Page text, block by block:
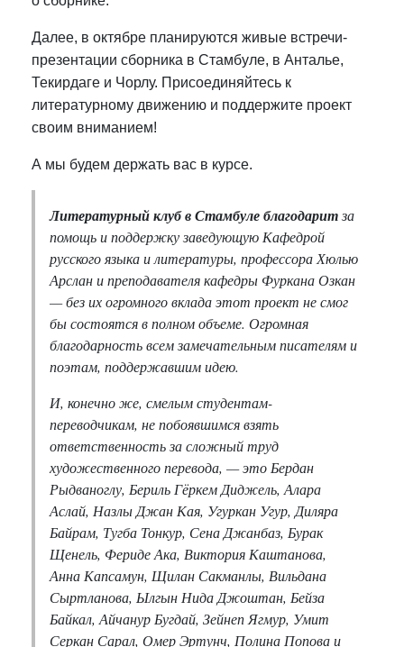
Далее, в октябре планируются живые встречи-
презентации сборника в Стамбуле, в Анталье,
Текирдаге и Чорлу. Присоединяйтесь к
литературному движению и поддержите проект
своим вниманием!
А мы будем держать вас в курсе.
Литературный клуб в Стамбуле благодаритза
помощь и поддержку заведующую Кафедрой
русского языка и литературы, профессора Хюлью
Арслан и преподавателя кафедры Фуркана Озкан
— без их огромного вклада этот проект не смог
бы состоятся в полном объеме. Огромная
благодарность всем замечательным писателям и
поэтам, поддержавшим идею.
И, конечно же, смелым студентам-
переводчикам, не побоявшимся взять
ответственность за сложный труд
художественного перевода, — это Бердан
Рыдваноглу, Бериль Гёркем Диджель, Алара
Аслай, Назлы Джан Кая, Угуркан Угур, Диляра
Байрам, Тугба Тонкур, Сена Джанбаз, Бурак
Щенель, Фериде Ака, Виктория Каштанова,
Анна Капсамун, Щилан Сакманлы, Вильдана
Сыртланова, Ылгын Нида Джоштан, Бейза
Байкал, Айчанур Бугдай, Зейнеп Ягмур, Умит
Серкан Сарал, Омер Эртунч, Полина Попова и